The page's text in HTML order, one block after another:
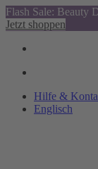
Flash Sale: Beauty
Jetzt shoppen
Hilfe &
Englisch